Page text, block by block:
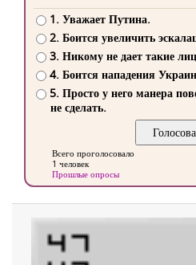
1. Уважает Путина.
2. Боится увеличить
3. Никому не дает такие
4. Боится нападения
5. Просто у него манера
не сделать.
Всего проголосовало
1 человек
Прошлые опросы